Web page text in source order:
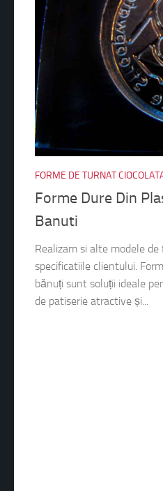
FORME DE TURNAT
Forme Dure Din
Banuti
Realizam si alte modele
specificatiile clientului.
bănuți sunt soluții ideale
de patiserie atractive și...